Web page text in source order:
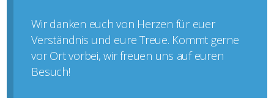
Wir danken euch von Herzen für euer
Verständnis und eure Treue. Kommt gerne
vor Ort vorbei, wir freuen uns auf euren
Besuch!